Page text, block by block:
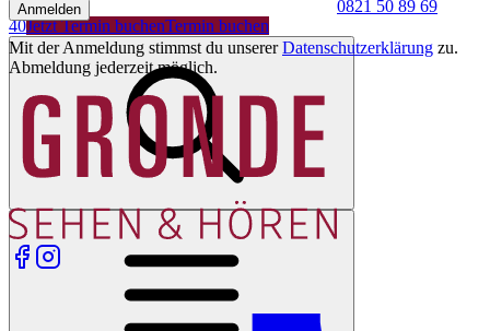
0821 50 89 69
40Jetzt Termin buchenTermin buchen
Anmelden
Mit der Anmeldung stimmst du unserer Datenschutzerklärung zu.
Abmeldung jederzeit möglich.